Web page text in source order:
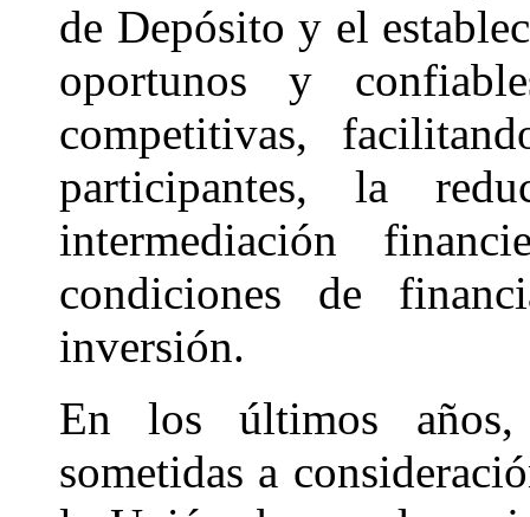
de Depósito y el
oportunos y
competitivas,
participantes, la
intermediación
condiciones de
inversión.
En los últimos
sometidas a